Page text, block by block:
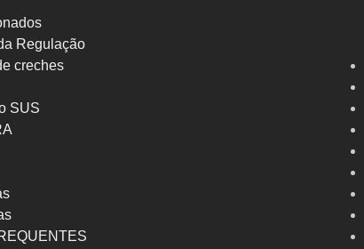
Regulação
creches
SUS